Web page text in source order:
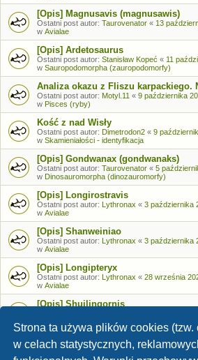
Strona ta używa plików cookies (tzw.
w celach statystycznych,
[Opis] Magnusavis (magnusawis)
Ostatni post autor: Taurovenator « 13
w Avialae
[Opis] Ardetosaurus
Ostatni post autor: Stanisław Kopeć « 11
w Sauropodomorpha (zauropodomorfy)
Analiza okazu z Fliszu karpackiego.
Ostatni post autor: Motyl.11 « 9 października
w Pisces (ryby)
Kość z nad Wisły
Ostatni post autor: Dimetrodon2 « 9
w Skamieniałości - identyfikacja
[Opis] Gondwanax (gondwanaks)
Ostatni post autor: Taurovenator « 5
w Dinosauromorpha (dinozauromorfy)
[Opis] Longirostravis
Ostatni post autor: Lythronax « 3 października
w Avialae
[Opis] Shanweiniao
Ostatni post autor: Lythronax « 3 października
w Avialae
[Opis] Longipteryx
Ostatni post autor: Lythronax « 28 września
w Avialae
[Opis] Shuilingornis